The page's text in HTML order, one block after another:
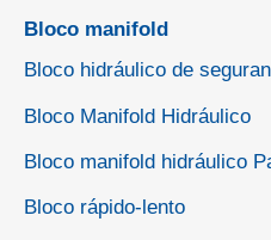
Bloco manifold
Bloco hidráulico de
Bloco Manifold Hidráulico
Bloco manifold hidráulico
Bloco rápido-lento